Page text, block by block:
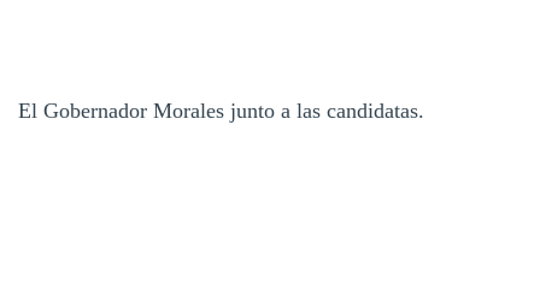
El Gobernador Morales junto a las candidatas.